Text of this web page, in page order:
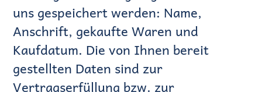
uns gespeichert werden: Name,
Anschrift, gekaufte Waren und
Kaufdatum. Die von Ihnen bereit
gestellten Daten sind zur
Vertragserfüllung bzw. zur